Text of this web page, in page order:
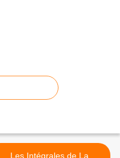
Les Intégrales de La